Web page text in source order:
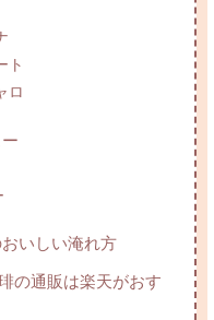
ト
ロ
いしい淹れ方
の通販は楽天がおす